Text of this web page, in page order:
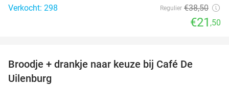
Verkocht: 298 Regulier €38,50
€21 ,50
Broodje + drankje naar keuze bij Café De
Uilenburg